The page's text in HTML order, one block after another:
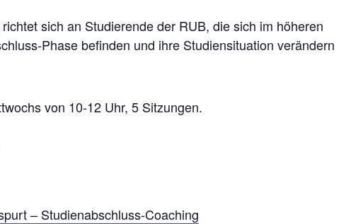
sich an Studierende der RUB, die sich im höheren
Phase befinden und ihre Studiensituation verändern
von 10-12 Uhr, 5 Sitzungen.
– Studienabschluss-Coaching